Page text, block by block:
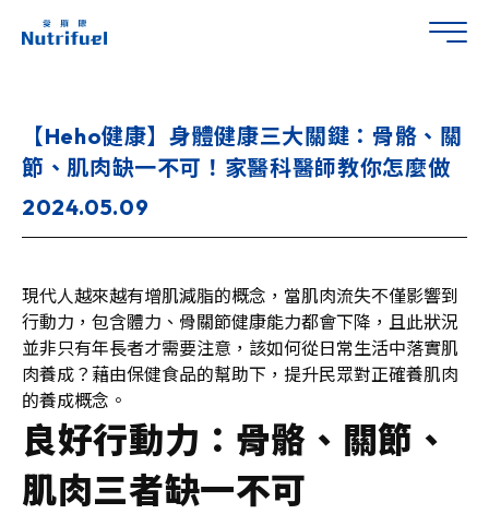
【Heho健康】身體健康三大關鍵：骨骼、關
節、肌肉缺一不可！家醫科醫師教你怎麼做
2024.05.09
現代人越來越有增肌減脂的概念，當肌肉流失不僅影響到
行動力，包含體力、骨關節健康能力都會下降，且此狀況
並非只有年長者才需要注意，該如何從日常生活中落實肌
肉養成？藉由保健食品的幫助下，提升民眾對正確養肌肉
的養成概念。
良好行動力：骨骼、關節、
肌肉三者缺一不可